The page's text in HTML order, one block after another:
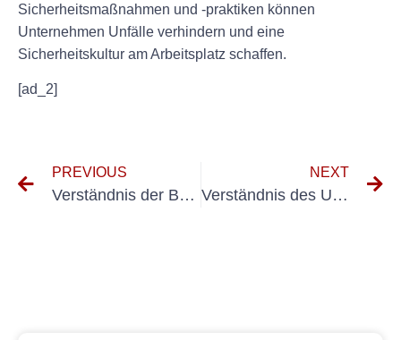
Sicherheitsmaßnahmen und -praktiken können
Unternehmen Unfälle verhindern und eine
Sicherheitskultur am Arbeitsplatz schaffen.
[ad_2]
PREVIOUS
Verständnis der Bedeutung von BGV A3 für die Sicherheit am Arbeitsplatz
NEXT
Verständnis des UVV 57: Ein umfassender Leitfaden